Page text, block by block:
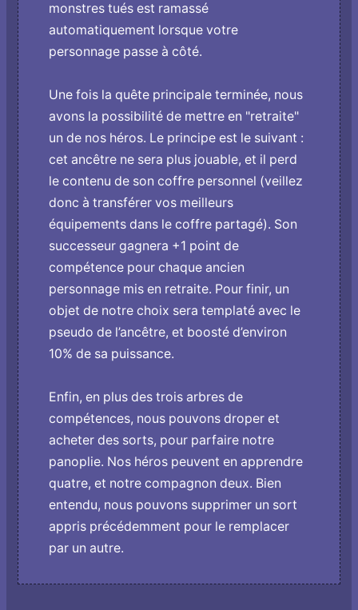
monstres tués est ramassé
automatiquement lorsque votre
personnage passe à côté.
Une fois la quête principale terminée, nous
avons la possibilité de mettre en "retraite"
un de nos héros. Le principe est le suivant :
cet ancêtre ne sera plus jouable, et il perd
le contenu de son coffre personnel (veillez
donc à transférer vos meilleurs
équipements dans le coffre partagé). Son
successeur gagnera +1 point de
compétence pour chaque ancien
personnage mis en retraite. Pour finir, un
objet de notre choix sera templaté avec le
pseudo de l’ancêtre, et boosté d’environ
10% de sa puissance.
Enfin, en plus des trois arbres de
compétences, nous pouvons droper et
acheter des sorts, pour parfaire notre
panoplie. Nos héros peuvent en apprendre
quatre, et notre compagnon deux. Bien
entendu, nous pouvons supprimer un sort
appris précédemment pour le remplacer
par un autre.